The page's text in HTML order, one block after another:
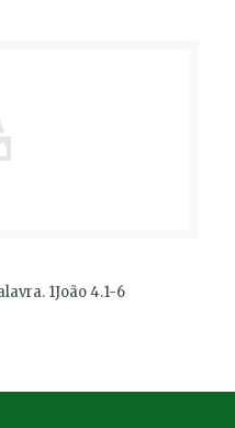
1João 4.1-6